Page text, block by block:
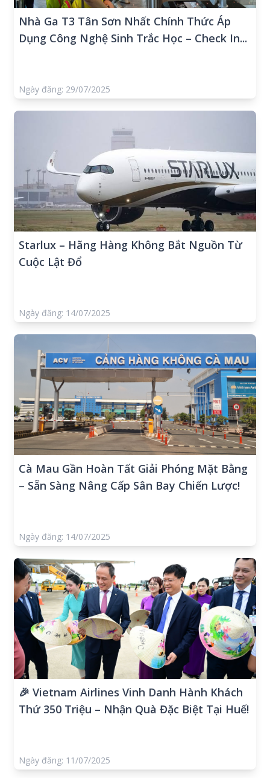
Nhà Ga T3 Tân Sơn Nhất Chính Thức Áp
Dụng Công Nghệ Sinh Trắc Học – Check In...
Ngày đăng: 29/07/2025
Starlux – Hãng Hàng Không Bắt Nguồn Từ
Cuộc Lật Đổ
Ngày đăng: 14/07/2025
Cà Mau Gần Hoàn Tất Giải Phóng Mặt Bằng
– Sẵn Sàng Nâng Cấp Sân Bay Chiến Lược!
Ngày đăng: 14/07/2025
🎉 Vietnam Airlines Vinh Danh Hành Khách
Thứ 350 Triệu – Nhận Quà Đặc Biệt Tại Huế!
Ngày đăng: 11/07/2025